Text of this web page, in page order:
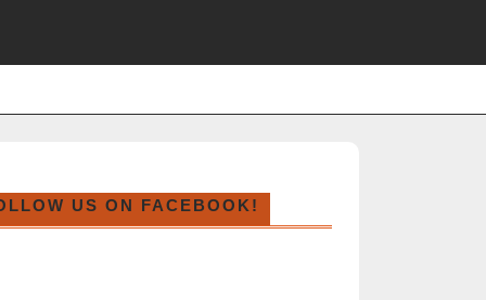
US ON FACEBOOK!